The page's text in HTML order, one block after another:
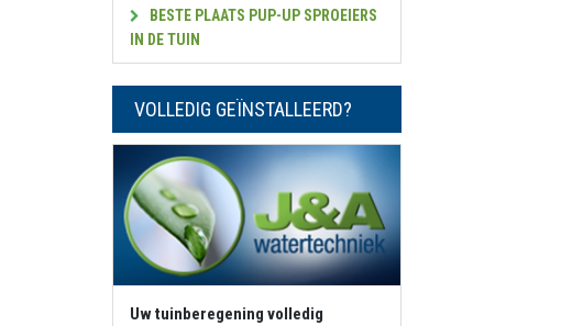
BESTE PLAATS PUP-UP SPROEIERS
IN DE TUIN
VOLLEDIG GEÏNSTALLEERD?
Uw tuinberegening volledig